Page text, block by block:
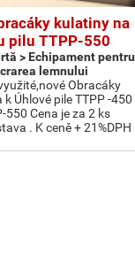
kulatiny na
pilu TTPP-550
> Echipament pentru
lemnului
Obracáky
Úhlové pile TTPP -450
550 Cena je za 2 ks
. K ceně + 21%DPH